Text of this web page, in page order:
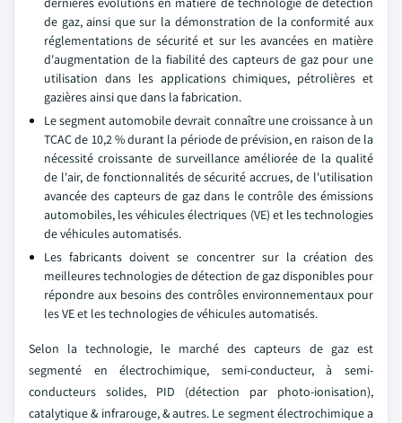
de gaz, ainsi que sur la démonstration de la conformité aux
réglementations de sécurité et sur les avancées en matière
d'augmentation de la fiabilité des capteurs de gaz pour une
utilisation dans les applications chimiques, pétrolières et
gazières ainsi que dans la fabrication.
Le segment automobile devrait connaître une croissance à un
TCAC de 10,2 % durant la période de prévision, en raison de la
nécessité croissante de surveillance améliorée de la qualité
de l'air, de fonctionnalités de sécurité accrues, de l'utilisation
avancée des capteurs de gaz dans le contrôle des émissions
automobiles, les véhicules électriques (VE) et les technologies
de véhicules automatisés.
Les fabricants doivent se concentrer sur la création des
meilleures technologies de détection de gaz disponibles pour
répondre aux besoins des contrôles environnementaux pour
les VE et les technologies de véhicules automatisés.
Selon la technologie, le marché des capteurs de gaz est
segmenté en électrochimique, semi-conducteur, à semi-
conducteurs solides, PID (détection par photo-ionisation),
catalytique & infrarouge, & autres. Le segment électrochimique a